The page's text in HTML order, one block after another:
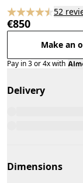
52
€850
Make an
Pay in 3 or 4x with
Delivery
Dimensions